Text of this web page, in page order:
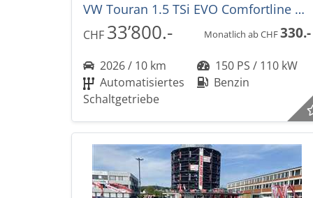
VW Touran 1.5 TSi EVO Comfortline Edition DSG-Automat 7-Plätzer -39%
CHF 33’800.- Monatlich ab CHF330.-
2026 / 10 km
150 PS / 110 kW
Automatisiertes
Schaltgetriebe
Benzin